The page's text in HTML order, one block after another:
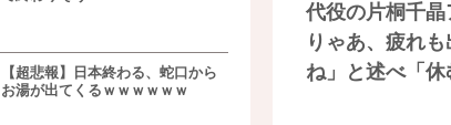
代役の片桐千
りゃあ、疲れ
ね」と述べ「休
【超悲報】日本終わる、蛇口から
お湯が出てくるｗｗｗｗｗｗ
【画像】例の梨を5000個失った農
家さん、少し流れが変わってくる